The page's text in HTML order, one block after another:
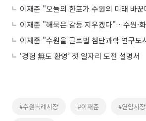
‘경험 無도 환영’ 첫 일자리 도전 설명서
#수원특례시장 #이재준 #연임시장